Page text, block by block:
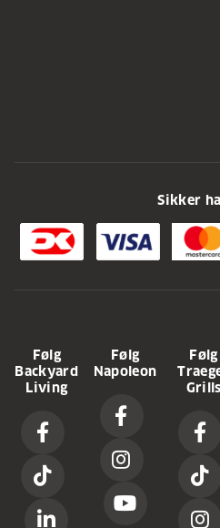
Sikker
Følg
Backyard
Living
Følg
Napoleon
Følg
Grills